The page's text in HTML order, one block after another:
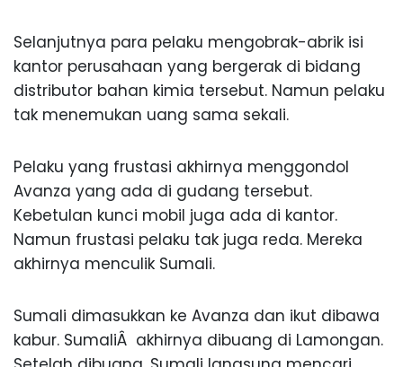
Selanjutnya para pelaku mengobrak-abrik isi
kantor perusahaan yang bergerak di bidang
distributor bahan kimia tersebut. Namun pelaku
tak menemukan uang sama sekali.
Pelaku yang frustasi akhirnya menggondol
Avanza yang ada di gudang tersebut.
Kebetulan kunci mobil juga ada di kantor.
Namun frustasi pelaku tak juga reda. Mereka
akhirnya menculik Sumali.
Sumali dimasukkan ke Avanza dan ikut dibawa
kabur. SumaliÂ akhirnya dibuang di Lamongan.